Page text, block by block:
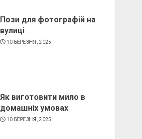
Пози для фотографій на
вулиці
10 БЕРЕЗНЯ, 2025
Як виготовити мило в
домашніх умовах
10 БЕРЕЗНЯ, 2025